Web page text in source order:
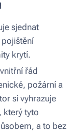
sjednat
krytí.
řád
požární a
si vyhrazuje
který tyto
a to bez